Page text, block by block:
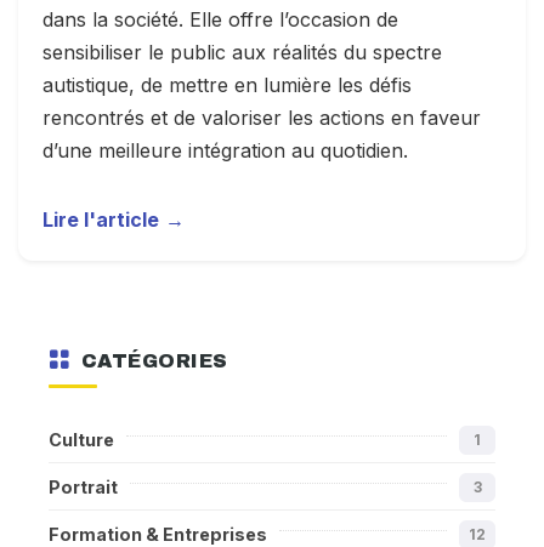
dans la société. Elle offre l’occasion de
sensibiliser le public aux réalités du spectre
autistique, de mettre en lumière les défis
rencontrés et de valoriser les actions en faveur
d’une meilleure intégration au quotidien.
Lire l'article →
CATÉGORIES
Culture 1
Portrait 3
Formation & Entreprises 12